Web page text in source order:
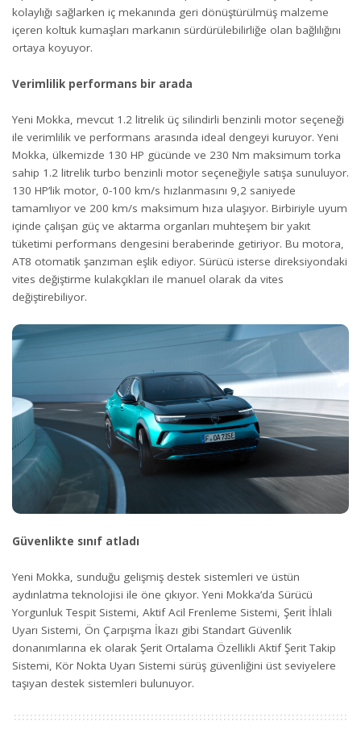
kolaylığı sağlarken iç mekanında geri dönüştürülmüş malzeme
içeren koltuk kumaşları markanın sürdürülebilirliğe olan bağlılığını
ortaya koyuyor.
Verimlilik performans bir arada
Yeni Mokka, mevcut 1.2 litrelik üç silindirli benzinli motor seçeneği
ile verimlilik ve performans arasında ideal dengeyi kuruyor. Yeni
Mokka, ülkemizde 130 HP gücünde ve 230 Nm maksimum torka
sahip 1.2 litrelik turbo benzinli motor seçeneğiyle satışa sunuluyor.
130 HP’lik motor, 0-100 km/s hızlanmasını 9,2 saniyede
tamamlıyor ve 200 km/s maksimum hıza ulaşıyor. Birbiriyle uyum
içinde çalışan güç ve aktarma organları muhteşem bir yakıt
tüketimi performans dengesini beraberinde getiriyor. Bu motora,
AT8 otomatik şanzıman eşlik ediyor. Sürücü isterse direksiyondaki
vites değiştirme kulakçıkları ile manuel olarak da vites
değiştirebiliyor.
Güvenlikte sınıf atladı
Yeni Mokka, sunduğu gelişmiş destek sistemleri ve üstün
aydınlatma teknolojisi ile öne çıkıyor. Yeni Mokka’da Sürücü
Yorgunluk Tespit Sistemi, Aktif Acil Frenleme Sistemi, Şerit İhlali
Uyarı Sistemi, Ön Çarpışma İkazı gibi Standart Güvenlik
donanımlarına ek olarak Şerit Ortalama Özellikli Aktif Şerit Takip
Sistemi, Kör Nokta Uyarı Sistemi sürüş güvenliğini üst seviyelere
taşıyan destek sistemleri bulunuyor.